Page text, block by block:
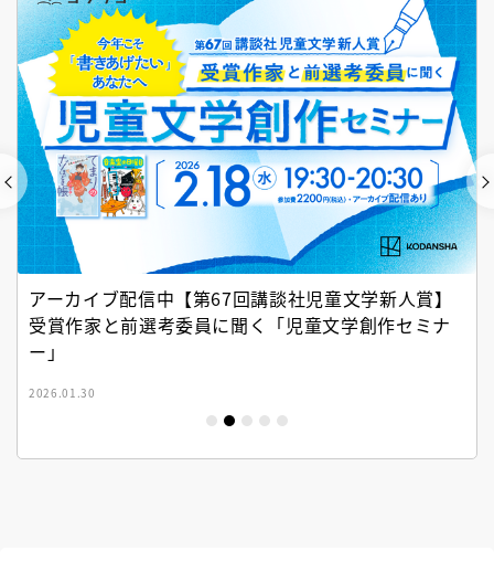
アーカイブ配信中【第67回講談社児童文学新人賞】
受賞作家と前選考委員に聞く「児童文学創作セミナ
ー」
2026.01.30